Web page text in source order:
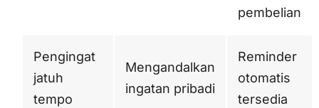
pembelian
Pengingat
jatuh
tempo
Mengandalkan
ingatan pribadi
Reminder
otomatis
tersedia